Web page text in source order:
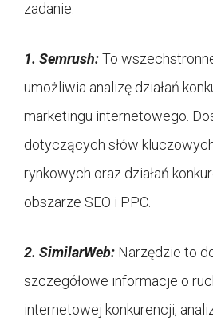
zadanie.
1. Semrush:To
umożliwia analizę działań
marketingu internetowego.
dotyczących słów
rynkowych oraz działań
obszarze SEO i PPC.
2. SimilarWeb: Narzędzie to
szczegółowe informacje o
internetowej konkurencji,